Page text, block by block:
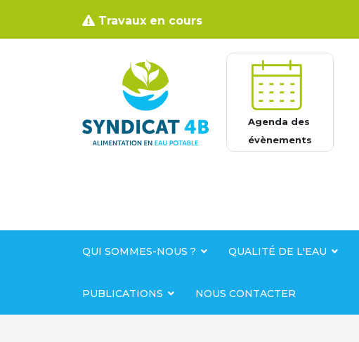
Travaux en cours
Agenda des
évènements
QUI SOMMES-NOUS ? QUALITÉ DE L'EAU
PUBLICATIONS NOUS CONTACTER